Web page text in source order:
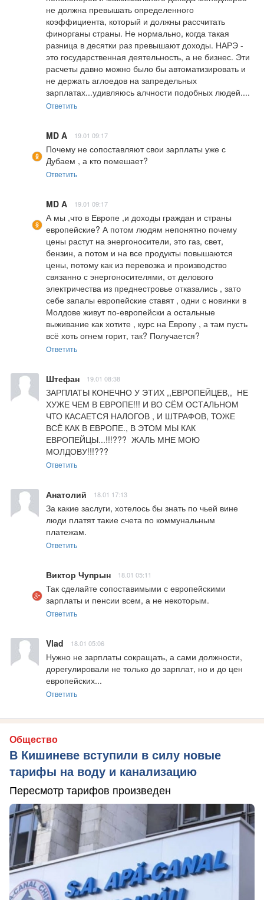
не должна превышать определенного
коэффициента, который и должны рассчитать
финорганы страны. Не нормально, когда такая
разница в десятки раз превышают доходы. НАРЭ -
это государственная деятельность, а не бизнес. Эти
расчеты давно можно было бы автоматизировать и
не держать аглоедов на запредельных
зарплатах...удивляюсь алчности подобных людей....
Ответить
MD A 19.01 09:17
Почему не сопоставляют свои зарплаты уже с
Дубаем , а кто помешает?
Ответить
MD A 19.01 09:17
А мы ,что в Европе ,и доходы граждан и страны
европейские? А потом людям непонятно почему
цены растут на энергоносители, это газ, свет,
бензин, а потом и на все продукты повышаются
цены, потому как из перевозка и производство
связанно с энергоносителями, от делового
электричества из преднестровье отказались , зато
себе запалы европейские ставят , одни с новинки в
Молдове живут по-европейски а остальные
выживание как хотите , курс на Европу , а там пусть
всё хоть огнем горит, так? Получается?
Ответить
Штефан 19.01 08:38
ЗАРПЛАТЫ КОНЕЧНО У ЭТИХ ,,ЕВРОПЕЙЦЕВ,,  НЕ
ХУЖЕ ЧЕМ В ЕВРОПЕ!!! И ВО СЁМ ОСТАЛЬНОМ
ЧТО КАСАЕТСЯ НАЛОГОВ , И ШТРАФОВ, ТОЖЕ
ВСЁ КАК В ЕВРОПЕ., В ЭТОМ МЫ КАК
ЕВРОПЕЙЦЫ...!!!???  ЖАЛЬ МНЕ МОЮ
МОЛДОВУ!!!???
Ответить
Анатолий 18.01 17:13
За какие заслуги, хотелось бы знать по чьей вине
люди платят такие счета по коммунальным
платежам.
Ответить
Виктор Чупрын 18.01 05:11
Так сделайте сопоставимыми с европейскими
зарплаты и пенсии всем, а не некоторым.
Ответить
Vlad 18.01 05:06
Нужно не зарплаты сокращать, а сами должности,
дорегулировали не только до зарплат, но и до цен
европейских...
Ответить
Общество
В Кишиневе вступили в силу новые
тарифы на воду и канализацию
Пересмотр тарифов произведен